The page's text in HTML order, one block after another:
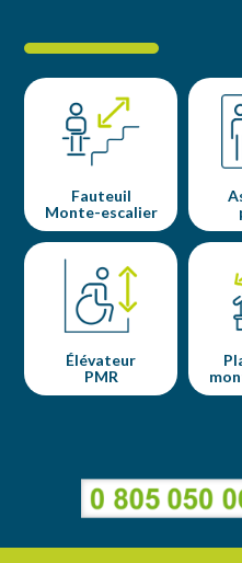
Fauteuil
Monte-escalier
Élévateur
PMR